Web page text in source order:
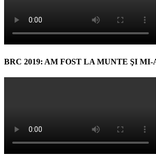
BRC 2019: AM FOST LA MUNTE ŞI